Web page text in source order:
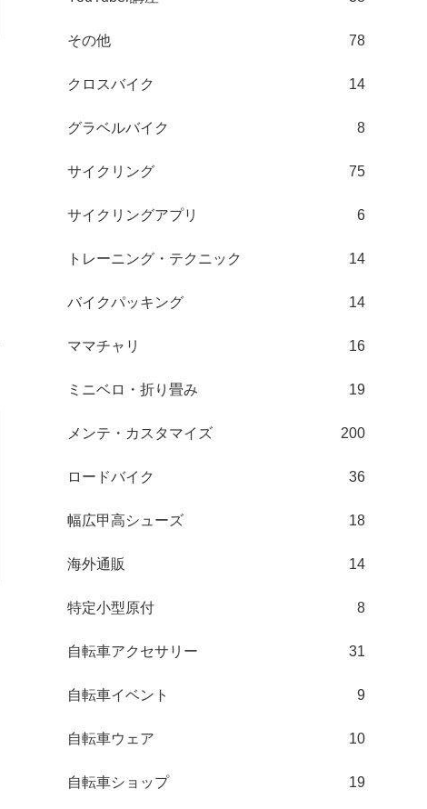
その他 78
クロスバイク 14
グラベルバイク 8
サイクリング 75
サイクリングアプリ 6
トレーニング・テクニック 14
バイクパッキング 14
ママチャリ 16
ミニベロ・折り畳み 19
メンテ・カスタマイズ 200
ロードバイク 36
幅広甲高シューズ 18
海外通販 14
特定小型原付 8
自転車アクセサリー 31
自転車イベント 9
自転車ウェア 10
自転車ショップ 19